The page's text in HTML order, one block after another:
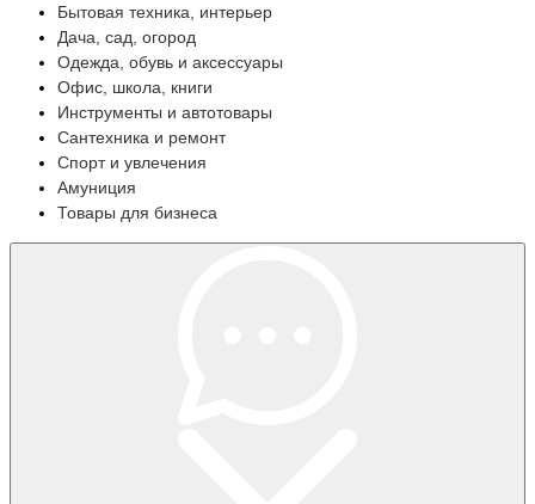
Бытовая техника, интерьер
Дача, сад, огород
Одежда, обувь и аксессуары
Офис, школа, книги
Инструменты и автотовары
Сантехника и ремонт
Спорт и увлечения
Амуниция
Товары для бизнеса